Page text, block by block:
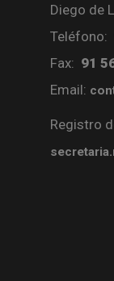
Diego de
Teléfono:
Fax: 91
Email:
Registro